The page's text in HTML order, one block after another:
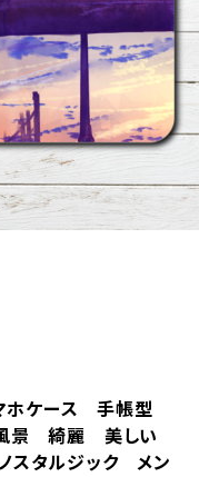
ホケース 手帳型
景 綺麗 美しい
タルジック メン